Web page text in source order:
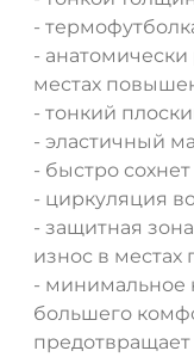
-
-
местах
- тонкий
- эластичный
- быстро сохнет
- циркуляция
- защитная
износ в
- минимальное
большего